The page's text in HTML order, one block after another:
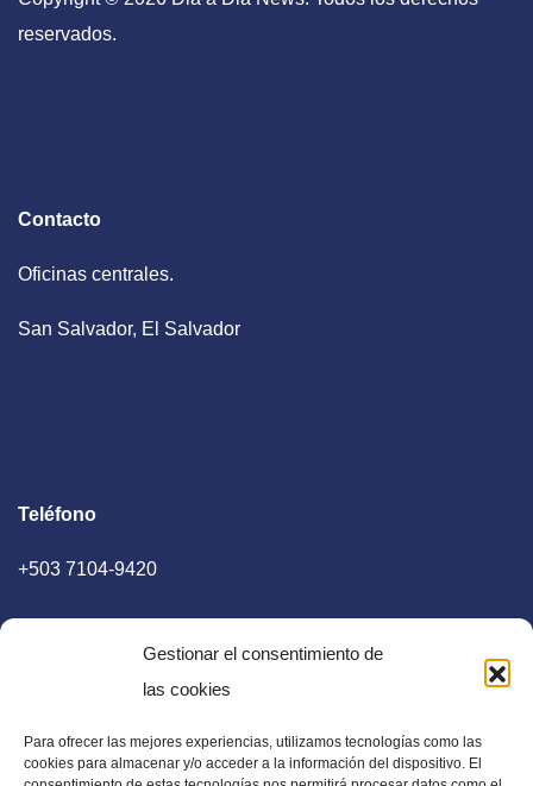
Gestionar el consentimiento de
las cookies
Para ofrecer las mejores experiencias, utilizamos tecnologías como las
cookies para almacenar y/o acceder a la información del dispositivo. El
reservados.
Contacto
Oficinas centrales.
San Salvador, El Salvador
Teléfono
+503 7104-9420
E-mail